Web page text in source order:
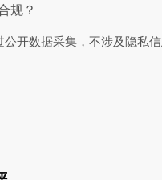
规？
公开数据采集，不涉及隐私